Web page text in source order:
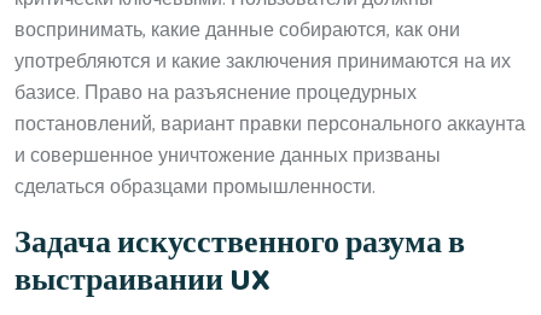
воспринимать, какие данные собираются, как они
употребляются и какие заключения принимаются на их
базисе. Право на разъяснение процедурных
постановлений, вариант правки персонального аккаунта
и совершенное уничтожение данных призваны
сделаться образцами промышленности.
Задача искусственного разума в
выстраивании UX